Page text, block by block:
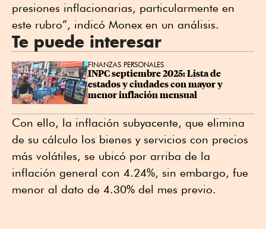
presiones inflacionarias, particularmente en
este rubro”, indicó Monex en un análisis.
Te puede interesar
FINANZAS PERSONALES
INPC septiembre 2025: Lista de
estados y ciudades con mayor y
menor inflación mensual
Con ello, la inflación subyacente, que elimina
de su cálculo los bienes y servicios con precios
más volátiles, se ubicó por arriba de la
inflación general con 4.24%, sin embargo, fue
menor al dato de 4.30% del mes previo.